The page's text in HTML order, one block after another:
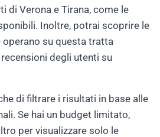
di Verona e Tirana, come le
Inoltre, potrai scoprire le
operano su questa tratta
degli utenti su
di filtrare i risultati in base alle
Se hai un budget limitato,
per visualizzare solo le